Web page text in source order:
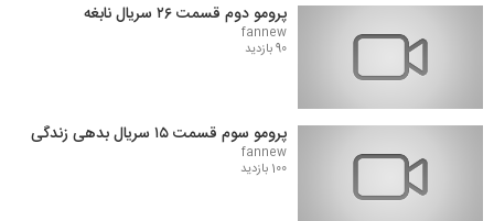
پرومو دوم قسمت ۲۶ سریال نابغه
fannew
90 بازدید
پرومو سوم قسمت ۱۵ سریال بدهی زندگی
fannew
100 بازدید